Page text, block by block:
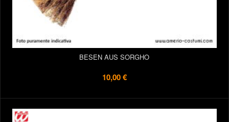
BESEN AUS SORGHO
10,00 €